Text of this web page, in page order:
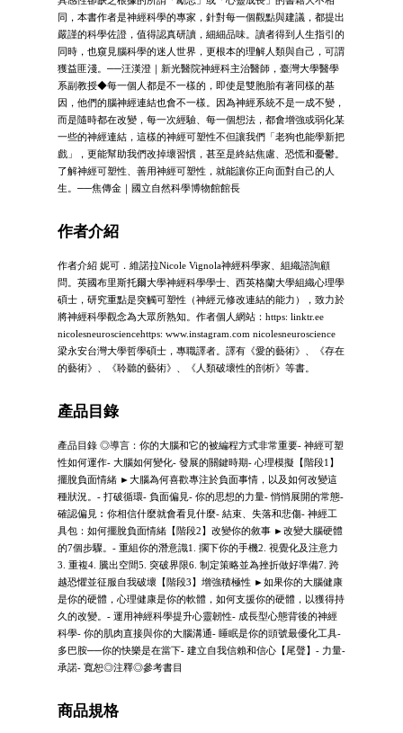
同，本書作者是神經科學的專家，針對每一個觀點與建議，都提出
嚴謹的科學佐證，值得認真研讀，細細品味。讀者得到人生指引的
同時，也窺見腦科學的迷人世界，更根本的理解人類與自己，可謂
獲益匪淺。──汪漢澄｜新光醫院神經科主治醫師，臺灣大學醫學
系副教授◆每一個人都是不一樣的，即使是雙胞胎有著同樣的基
因，他們的腦神經連結也會不一樣。因為神經系統不是一成不變，
而是隨時都在改變，每一次經驗、每一個想法，都會增強或弱化某
一些的神經連結，這樣的神經可塑性不但讓我們「老狗也能學新把
戲」，更能幫助我們改掉壞習慣，甚至是終結焦慮、恐慌和憂鬱。
了解神經可塑性、善用神經可塑性，就能讓你正向面對自己的人
生。──焦傳金｜國立自然科學博物館館長
作者介紹
作者介紹 妮可．維諾拉Nicole Vignola神經科學家、組織諮詢顧
問。英國布里斯托爾大學神經科學學士、西英格蘭大學組織心理學
碩士，研究重點是突觸可塑性（神經元修改連結的能力），致力於
將神經科學觀念為大眾所熟知。作者個人網站：https: linktr.ee
nicolesneurosciencehttps: www.instagram.com nicolesneuroscience
梁永安台灣大學哲學碩士，專職譯者。譯有《愛的藝術》、《存在
的藝術》、《聆聽的藝術》、《人類破壞性的剖析》等書。
產品目錄
產品目錄 ◎導言：你的大腦和它的被編程方式非常重要- 神經可塑
性如何運作- 大腦如何變化- 發展的關鍵時期- 心理模擬【階段1】
擺脫負面情緒 ►大腦為何喜歡專注於負面事情，以及如何改變這
種狀況。- 打破循環- 負面偏見- 你的思想的力量- 悄悄展開的常態-
確認偏見︰你相信什麼就會看見什麼- 結束、失落和悲傷- 神經工
具包：如何擺脫負面情緒【階段2】改變你的敘事 ►改變大腦硬體
的7個步驟。- 重組你的潛意識1. 擱下你的手機2. 視覺化及注意力
3. 重複4. 騰出空間5. 突破界限6. 制定策略並為挫折做好準備7. 跨
越恐懼並征服自我破壞【階段3】增強積極性 ►如果你的大腦健康
是你的硬體，心理健康是你的軟體，如何支援你的硬體，以獲得持
久的改變。- 運用神經科學提升心靈韌性- 成長型心態背後的神經
科學- 你的肌肉直接與你的大腦溝通- 睡眠是你的頭號最優化工具-
多巴胺──你的快樂是在當下- 建立自我信賴和信心【尾聲】- 力量-
承諾- 寬恕◎注釋◎參考書目
商品規格